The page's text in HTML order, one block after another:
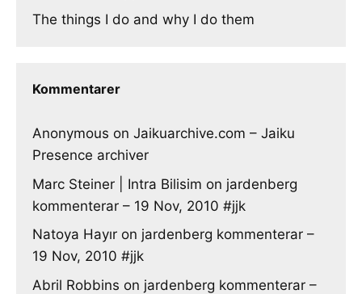
The things I do and why I do them
Kommentarer
Anonymous on Jaikuarchive.com – Jaiku
Presence archiver
Marc Steiner | Intra Bilisim on jardenberg
kommenterar – 19 Nov, 2010 #jjk
Natoya Hayır on jardenberg kommenterar –
19 Nov, 2010 #jjk
Abril Robbins on jardenberg kommenterar –